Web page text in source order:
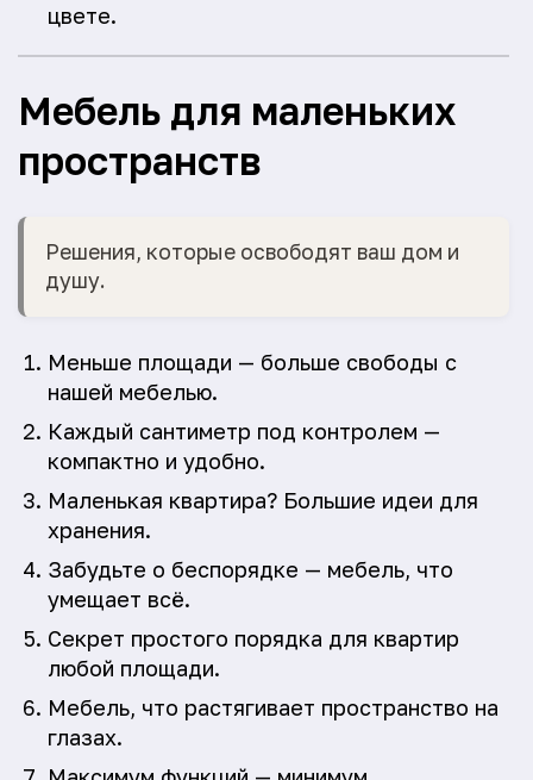
цвете.
Мебель для маленьких
пространств
Решения, которые освободят ваш дом и
душу.
Меньше площади — больше свободы с
нашей мебелью.
Каждый сантиметр под контролем —
компактно и удобно.
Маленькая квартира? Большие идеи для
хранения.
Забудьте о беспорядке — мебель, что
умещает всё.
Секрет простого порядка для квартир
любой площади.
Мебель, что растягивает пространство на
глазах.